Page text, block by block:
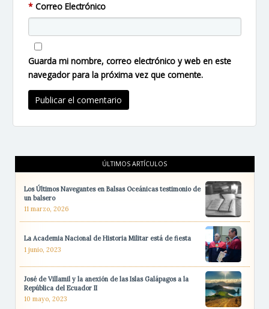
*Correo Electrónico
Guarda mi nombre, correo electrónico y web en este
navegador para la próxima vez que comente.
ÚLTIMOS ARTÍCULOS
Los Últimos Navegantes en Balsas Oceánicas testimonio de
un balsero
11 marzo, 2026
La Academia Nacional de Historia Militar está de fiesta
1 junio, 2023
José de Villamil y la anexión de las Islas Galápagos a la
República del Ecuador II
10 mayo, 2023